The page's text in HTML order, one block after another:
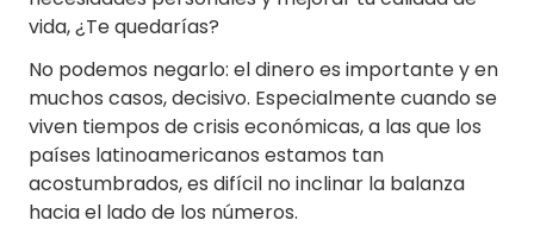
vida, ¿Te quedarías?
No podemos negarlo: el dinero es importante y en
muchos casos, decisivo. Especialmente cuando se
viven tiempos de crisis económicas, a las que los
países latinoamericanos estamos tan
acostumbrados, es difícil no inclinar la balanza
hacia el lado de los números.